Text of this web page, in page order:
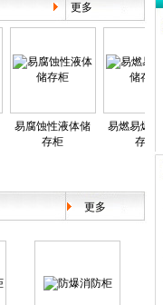
更多
易腐蚀性液体储
存柜
易燃易爆试剂储
存柜
更多